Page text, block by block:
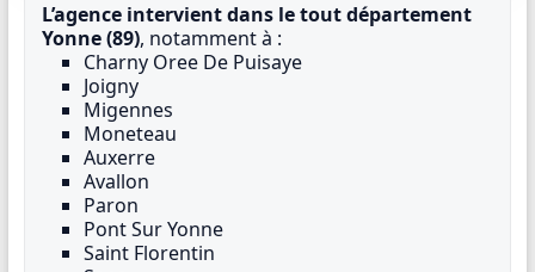
L’agence intervient dans le tout département
Yonne (89), notamment à :
Charny Oree De Puisaye
Joigny
Migennes
Moneteau
Auxerre
Avallon
Paron
Pont Sur Yonne
Saint Florentin